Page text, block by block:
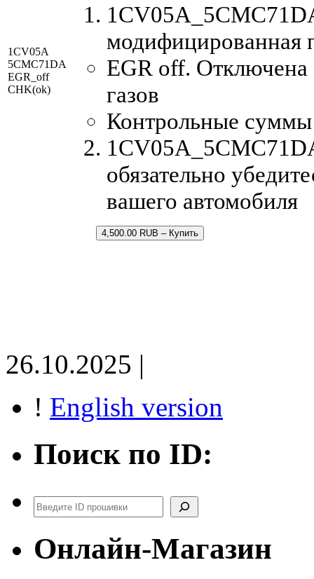
1CV05A
5CMC71DA
EGR_off
CHK(ok)
модифицированная
EGR off. Отключена
газов
Контрольные
обязательно
вашего автомобиля
4,500.00 RUB – Купить
26.10.2025 |
! English version
Поиск по ID:
Поиск
Онлайн-Магазин